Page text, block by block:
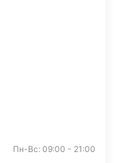
Пн-Вс: 09:00 - 21:00